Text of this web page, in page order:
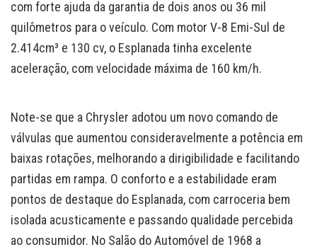
com forte ajuda da garantia de dois anos ou 36 mil
quilômetros para o veículo. Com motor V-8 Emi-Sul de
2.414cm³ e 130 cv, o Esplanada tinha excelente
aceleração, com velocidade máxima de 160 km/h.
Note-se que a Chrysler adotou um novo comando de
válvulas que aumentou consideravelmente a potência em
baixas rotações, melhorando a dirigibilidade e facilitando
partidas em rampa. O conforto e a estabilidade eram
pontos de destaque do Esplanada, com carroceria bem
isolada acusticamente e passando qualidade percebida
ao consumidor. No Salão do Automóvel de 1968 a